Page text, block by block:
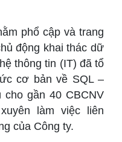
phổ cập và trang
động khai thác dữ
thông tin (IT) đã tổ
cơ bản về SQL –
gần 40 CBCNV
làm việc liên
của Công ty.